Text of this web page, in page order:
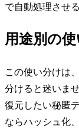
で自動処理させ
用途別の
この使い分けは
分けると迷いませ
復元したい秘匿
ならハッシュ化